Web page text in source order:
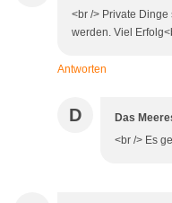
<br /> Private
werden. Viel
Antworten
D Das
<br /> Es